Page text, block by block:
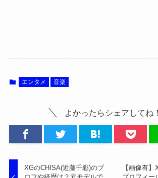
エンタメ 音楽
よかったらシェアしてね！
XGのCHISA(近藤千彩)のプ
【画像有